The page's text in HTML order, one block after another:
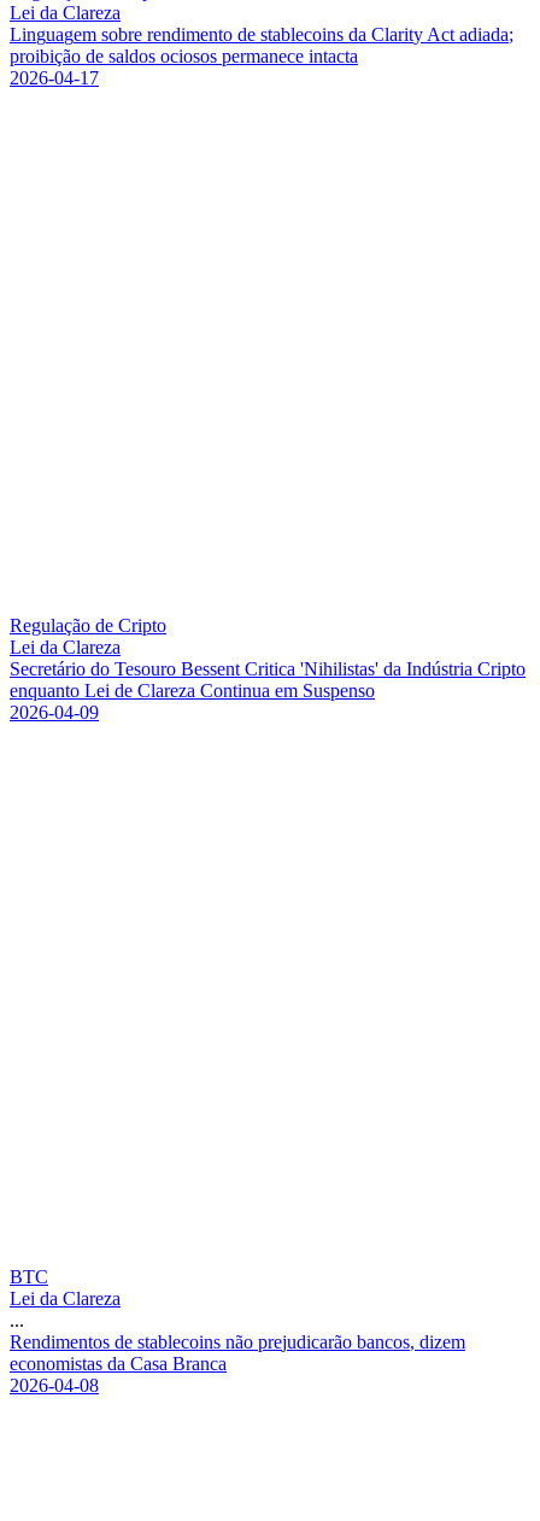
Lei da Clareza
Linguagem sobre rendimento de stablecoins da Clarity Act adiada;
proibição de saldos ociosos permanece intacta
2026-04-17
Regulação de Cripto
Lei da Clareza
Secretário do Tesouro Bessent Critica 'Nihilistas' da Indústria Cripto
enquanto Lei de Clareza Continua em Suspenso
2026-04-09
BTC
Lei da Clareza
...
Rendimentos de stablecoins não prejudicarão bancos, dizem
economistas da Casa Branca
2026-04-08